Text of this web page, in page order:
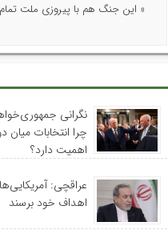
« این جنگ هم با پیروزی ملت تمام
نگرانی
اهمیت دارد؟
عراقچی:
اهداف خود برسند